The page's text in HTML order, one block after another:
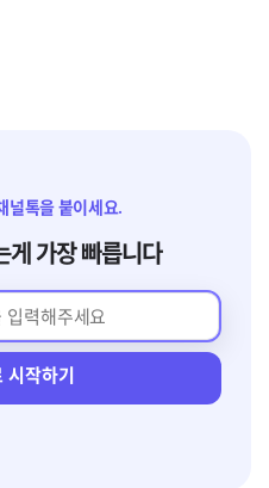
널톡을 붙이세요.
게 가장 빠릅니다
시작하기